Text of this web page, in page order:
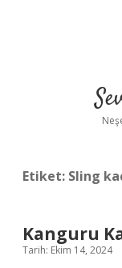
Etiket: Sling
Kanguru
Tarih: Ekim 14, 2024